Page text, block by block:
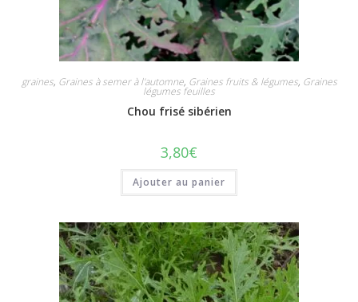
graines, Graines à semer à l'automne, Graines fruits & légumes, Graines
légumes feuilles
Chou frisé sibérien
3,80€
Ajouter au panier